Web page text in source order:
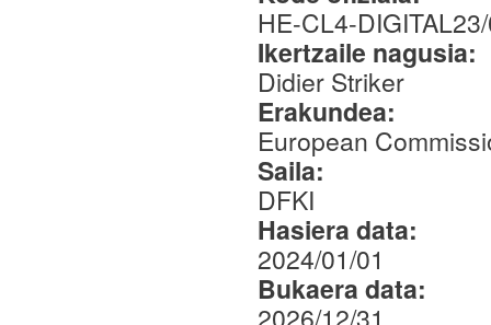
HE-CL4-
Ikertzaile nagusia:
Didier Striker
Erakundea:
European
Saila:
DFKI
Hasiera data:
2024/01/01
Bukaera data:
2026/12/31